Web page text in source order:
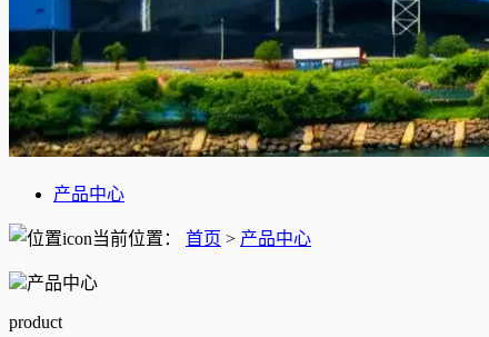
产品中心
当前位置： 首页 > 产品中心
产品中心
product